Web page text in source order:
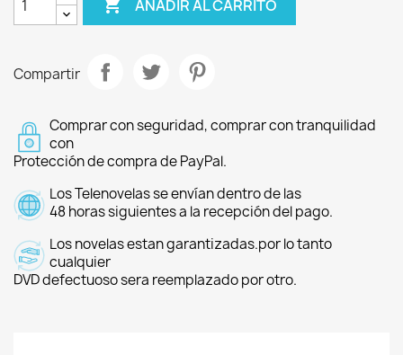
 AÑADIR AL CARRITO
Compartir
Comprar con seguridad, comprar con tranquilidad
con
Protección de compra de PayPal.
Los Telenovelas se envían dentro de las
48 horas siguientes a la recepción del pago.
Los novelas estan garantizadas.por lo tanto
cualquier
DVD defectuoso sera reemplazado por otro.